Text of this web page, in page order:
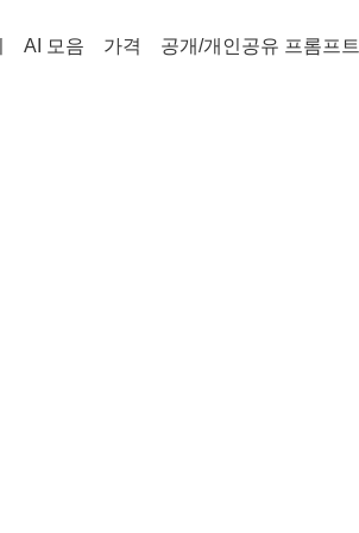
AI 모음 가격 공개/개인공유 프롬프트